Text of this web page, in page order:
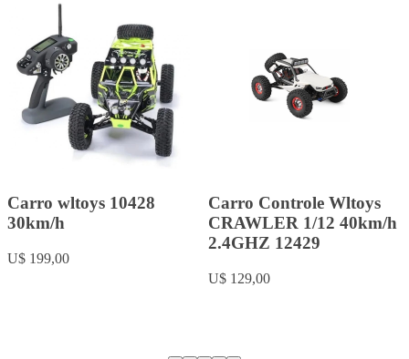
Carro wltoys 144002
50km/h
U$ 125,00
Carro wltoys 124016
75km/h